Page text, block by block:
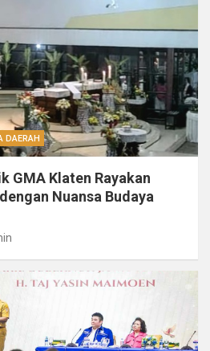
DAERAH
GMA Klaten Rayakan
Nuansa Budaya